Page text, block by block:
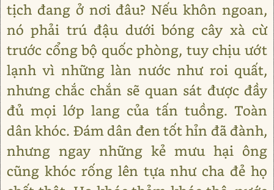
tịch đang ở nơi đâu? Nếu khôn ngoan,
nó phải trú đậu dưới bóng cây xà cừ
trước cổng bộ quốc phòng, tuy chịu ướt
lạnh vì những làn nước như roi quất,
nhưng chắc chắn sẽ quan sát được đầy
đủ mọi lớp lang của tấn tuồng. Toàn
dân khóc. Đám dân đen tốt hỉn đã đành,
nhưng ngay những kẻ mưu hại ông
cũng khóc rống lên tựa như cha đẻ họ